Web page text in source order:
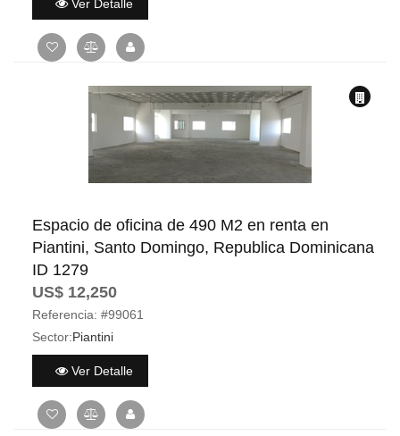
Ver Detalle
Espacio de oficina de 490 M2 en renta en
Piantini, Santo Domingo, Republica Dominicana
ID 1279
US$ 12,250
Referencia: #99061
Sector:Piantini
Ver Detalle